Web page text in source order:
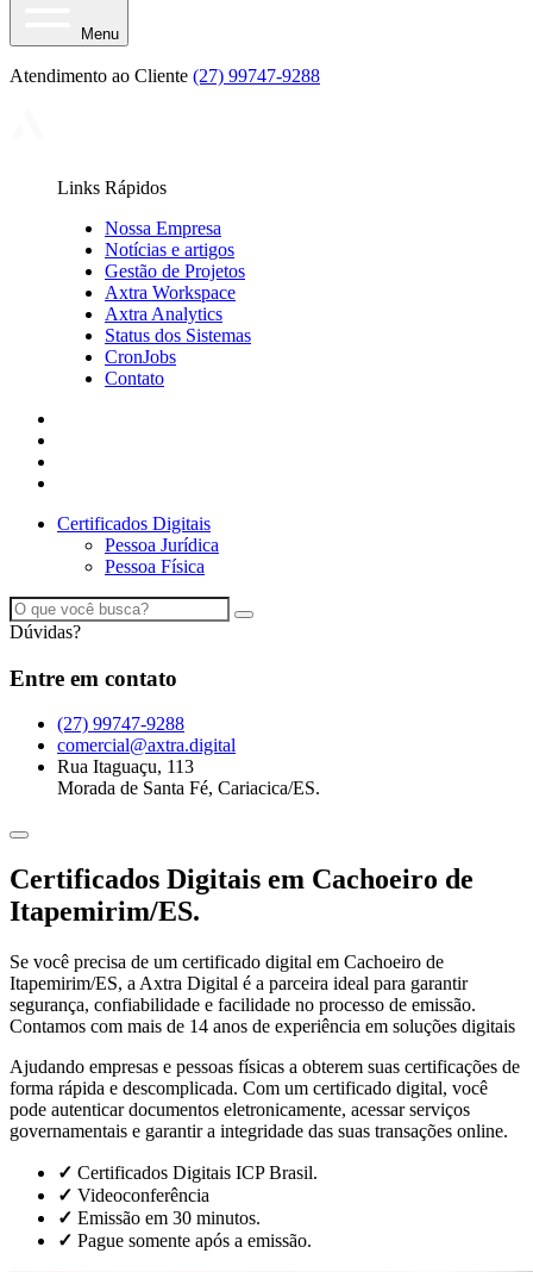
Menu
Atendimento ao Cliente (27) 99747-9288
Links Rápidos
Nossa Empresa
Notícias e artigos
Gestão de Projetos
Axtra Workspace
Axtra Analytics
Status dos Sistemas
CronJobs
Contato
Certificados Digitais
Pessoa Jurídica
Pessoa Física
Dúvidas?
Entre em contato
(27) 99747-9288
comercial@axtra.digital
Rua Itaguaçu, 113
Morada de Santa Fé, Cariacica/ES.
Certificados Digitais em Cachoeiro de
Itapemirim/ES.
Se você precisa de um certificado digital em Cachoeiro de
Itapemirim/ES, a Axtra Digital é a parceira ideal para garantir
segurança, confiabilidade e facilidade no processo de emissão.
Contamos com mais de 14 anos de experiência em soluções digitais
Ajudando empresas e pessoas físicas a obterem suas certificações de
forma rápida e descomplicada. Com um certificado digital, você
pode autenticar documentos eletronicamente, acessar serviços
governamentais e garantir a integridade das suas transações online.
✓ Certificados Digitais ICP Brasil.
✓ Videoconferência
✓ Emissão em 30 minutos.
✓ Pague somente após a emissão.